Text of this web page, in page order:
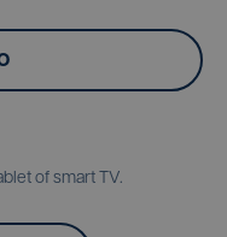
of smart TV.